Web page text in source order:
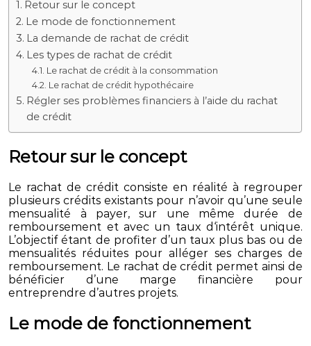
Retour sur le concept
Le mode de fonctionnement
La demande de rachat de crédit
Les types de rachat de crédit
Le rachat de crédit à la consommation
Le rachat de crédit hypothécaire
Régler ses problèmes financiers à l’aide du rachat
de crédit
Retour sur le concept
Le rachat de crédit consiste en réalité à regrouper
plusieurs crédits existants pour n’avoir qu’une seule
mensualité à payer, sur une même durée de
remboursement et avec un taux d‘intérêt unique.
L’objectif étant de profiter d’un taux plus bas ou de
mensualités réduites pour alléger ses charges de
remboursement. Le rachat de crédit permet ainsi de
bénéficier d’une marge financière pour
entreprendre d’autres projets.
Le mode de fonctionnement